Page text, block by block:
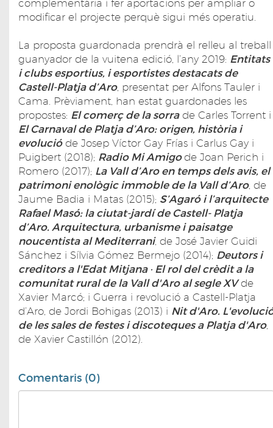
complementària i fer aportacions per ampliar o
modificar el projecte perquè sigui més operatiu.
La proposta guardonada prendrà el relleu al treball
guanyador de la vuitena edició, l’any 2019: Entitats
i clubs esportius, i esportistes destacats de
Castell-Platja d’Aro, presentat per Alfons Tauler i
Cama. Prèviament, han estat guardonades les
propostes: El comerç de la sorrade Carles Torrent i
El Carnaval de Platja d’Aro: origen, història i
evolucióde Josep Víctor Gay Frías i Carlus Gay i
Puigbert (2018); Radio Mi Amigode Joan Perich i
Romero (2017); La Vall d’Aro en temps dels avis, el
patrimoni enològic immoble de la Vall d’Aro, de
Jaume Badia i Matas (2015); S’Agaró i l’arquitecte
Rafael Masó: la ciutat-jardí de Castell- Platja
d’Aro. Arquitectura, urbanisme i paisatge
noucentista al Mediterrani, de José Javier Guidi
Sánchez i Sílvia Gómez Bermejo (2014); Deutors i
creditors a l'Edat Mitjana · El rol del crèdit a la
comunitat rural de la Vall d'Aro al segle XVde
Xavier Marcó; i Guerra i revolució a Castell-Platja
d’Aro, de Jordi Bohigas (2013) i Nit d'Aro.
de les sales de festes i discoteques a Platja d'Aro,
de Xavier Castillón (2012).
Comentaris (0)